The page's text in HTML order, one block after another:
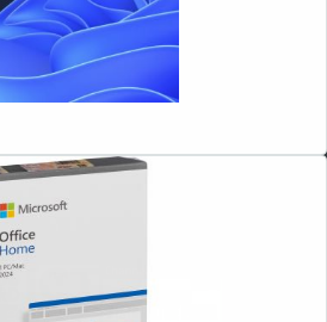
Microsoft Windows 11 Pro 64bit